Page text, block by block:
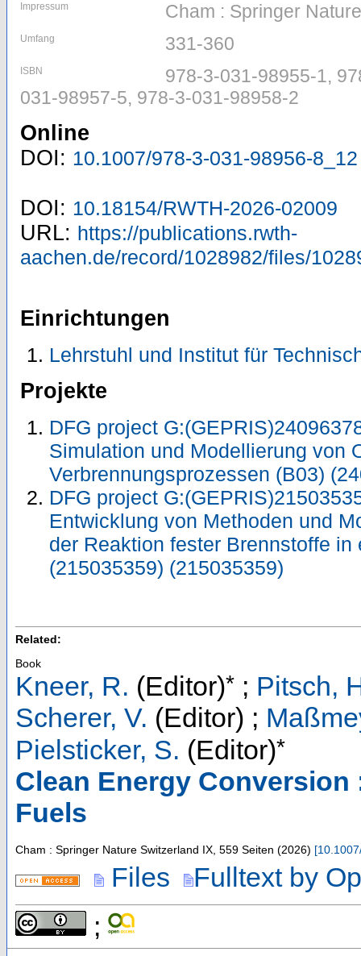
Impressum Cham : Springer
Umfang 331-360
ISBN
978-3-031-98955-1,
031-98957-5, 978-3-031-98958-2
Online
DOI: 10.1007/978-3-031-98956-8_12
DOI: 10.18154/RWTH-2026-02009
URL: https://publications.rwth-
aachen.de/record/1028982/files/
Einrichtungen
Lehrstuhl und Institut für
Projekte
DFG project
Simulation und Modellierung von
Verbrennungsprozessen (B03)
DFG project
Entwicklung von Methoden und
der Reaktion fester Brennstoffe
(215035359) (215035359)
Related:
Book
Kneer, R. (Editor)* ; Pitsch,
Scherer, V. (Editor) ;
Pielsticker, S. (Editor)*
Clean Energy
Fuels
Cham : Springer Nature Switzerland IX, 559 Seiten (2026) [
Files
Fulltext by
;